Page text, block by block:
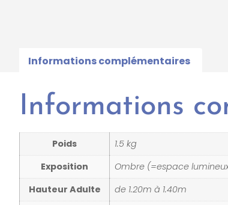
Informations complémentaires
Informations
Poids
1.5 kg
Exposition
Ombre (=espace
Hauteur Adulte
de 1.20m à 1.40m